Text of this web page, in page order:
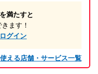
満たすと
きます！
グイン
使える店舗・サービス一覧